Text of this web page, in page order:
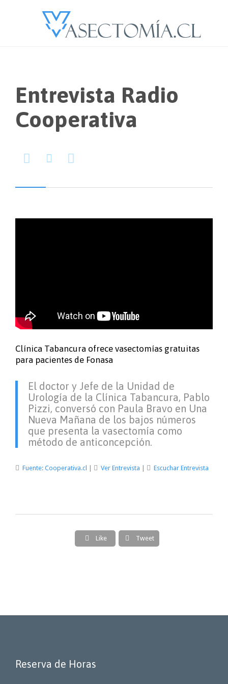
Entrevista Radio
Cooperativa
  
Clínica Tabancura ofrece vasectomías gratuitas
para pacientes de Fonasa
El doctor y Jefe de la Unidad de
Urología de la Clínica Tabancura, Pablo
Pizzi, conversó con Paula Bravo en Una
Nueva Mañana de los bajos números
que presenta la vasectomía como
método de anticoncepción.
 Fuente: Cooperativa.cl  Ver Entrevista  Escuchar Entrevista
 Like  Tweet
Reserva de Horas